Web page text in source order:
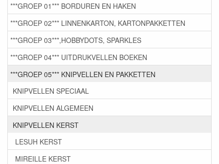
***GROEP 01*** BORDUREN EN HAKEN
***GROEP 02*** LINNENKARTON, KARTONPAKKETTEN
***GROEP 03***,HOBBYDOTS, SPARKLES
***GROEP 04*** UITDRUKVELLEN BOEKEN
***GROEP 05*** KNIPVELLEN EN PAKKETTEN
KNIPVELLEN SPECIAAL
KNIPVELLEN ALGEMEEN
KNIPVELLEN KERST
LESUH KERST
MIREILLE KERST